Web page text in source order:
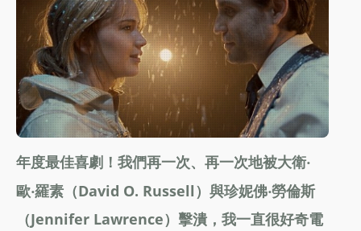
年度最佳喜劇！我們再一次、再一次地被大衛‧
歐‧羅素（David O. Russell）與珍妮佛‧勞倫斯
（Jennifer Lawrence）擊潰，我一直很好奇電